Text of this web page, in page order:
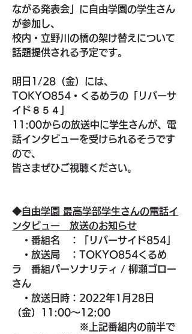
ながる発表会」に自由学園の学生さん
が参加し、
校内・立野川の橋の架け替えについて
話題提供される予定です。
明日1/28（金）には、
TOKYO854・くるめラの「リバーサ
イド８５４」
11:00からの放送中に学生さんが、電
話インタビューを受けられるそうです
ので、
皆さまぜひご視聴ください。
◆自由学園 最高学部学生さんの電話イ
ンタビュー　放送のお知らせ
・番組名　：「リバーサイド854」
・放送局　：TOKYO854くるめ
ラ　番組パーソナリティ / 柳瀬ゴロー
さん
・放送日時：2022年1月28日
（金）11:00～12:00
※上記番組内の前半で